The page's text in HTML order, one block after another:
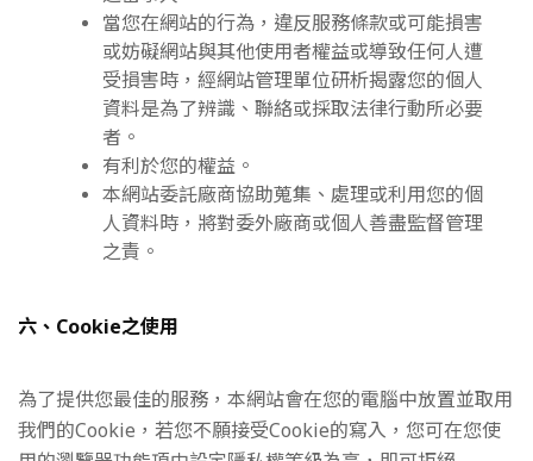
當您在網站的行為，違反服務條款或可能損害
或妨礙網站與其他使用者權益或導致任何人遭
受損害時，經網站管理單位研析揭露您的個人
資料是為了辨識、聯絡或採取法律行動所必要
者。
有利於您的權益。
本網站委託廠商協助蒐集、處理或利用您的個
人資料時，將對委外廠商或個人善盡監督管理
之責。
六、Cookie之使用
為了提供您最佳的服務，本網站會在您的電腦中放置並取用
我們的Cookie，若您不願接受Cookie的寫入，您可在您使